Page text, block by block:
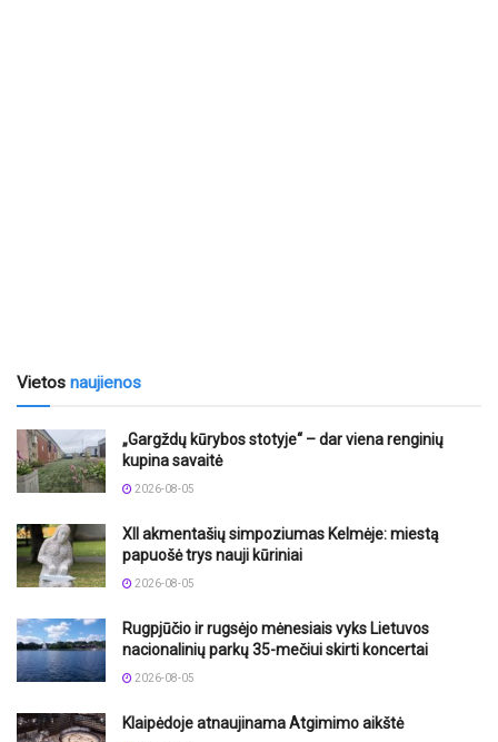
Vietos naujienos
„Gargždų kūrybos stotyje“ – dar viena renginių
kupina savaitė
2026-08-05
XII akmentašių simpoziumas Kelmėje: miestą
papuošė trys nauji kūriniai
2026-08-05
Rugpjūčio ir rugsėjo mėnesiais vyks Lietuvos
nacionalinių parkų 35-mečiui skirti koncertai
2026-08-05
Klaipėdoje atnaujinama Atgimimo aikštė